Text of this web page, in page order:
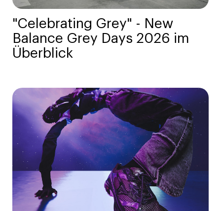
"Celebrating Grey" - New
Balance Grey Days 2026 im
Überblick